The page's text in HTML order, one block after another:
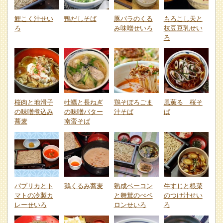
鯉こく汁せい
ろ
鴨だしそば
豚バラのくる
み味噌せいろ
もろこし天と
枝豆豆乳せい
ろ
桜肉と地滑子
の味噌煮込み
蕎麦
牡蠣と長ねぎ
の味噌バター
南蛮そば
鶏そぼろごま
汁そば
風薫る 桜そ
ば
パプリカとト
マトの冷製カ
レーせいろ
鶏くるみ蕎麦
熟成ベーコン
と舞茸のぺペ
ロンせいろ
牛すじと根菜
のつけ汁せい
ろ